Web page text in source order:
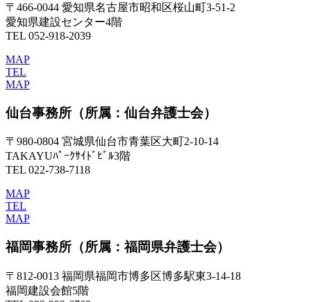
〒466-0044 愛知県名古屋市昭和区桜山町3-51-2
愛知県建設センター4階
TEL 052-918-2039
MAP
TEL
MAP
仙台事務所 （所属：仙台弁護士会）
〒980-0804 宮城県仙台市青葉区大町2-10-14
TAKAYUﾊﾟｰｸｻｲﾄﾞﾋﾞﾙ3階
TEL 022-738-7118
MAP
TEL
MAP
福岡事務所 （所属：福岡県弁護士会）
〒812-0013 福岡県福岡市博多区博多駅東3-14-18
福岡建設会館5階